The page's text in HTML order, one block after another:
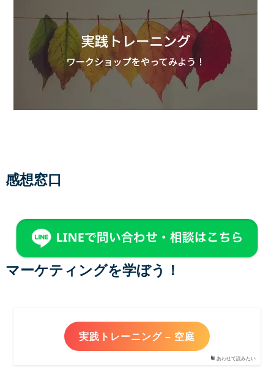
感想窓口
マーケティングを学ぼう！
あわせて読みたい
実践トレーニング – 空庭